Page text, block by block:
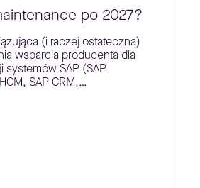
po 2027?
(i raczej ostateczna)
wsparcia producenta dla
systemów SAP (SAP
SAP CRM,…